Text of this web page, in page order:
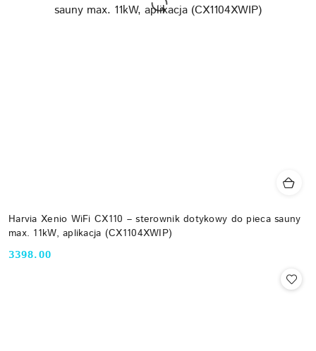
Harvia Xenio WiFi CX110 – sterownik dotykowy do pieca sauny
max. 11kW, aplikacja (CX1104XWIP)
Cena:
3398.00